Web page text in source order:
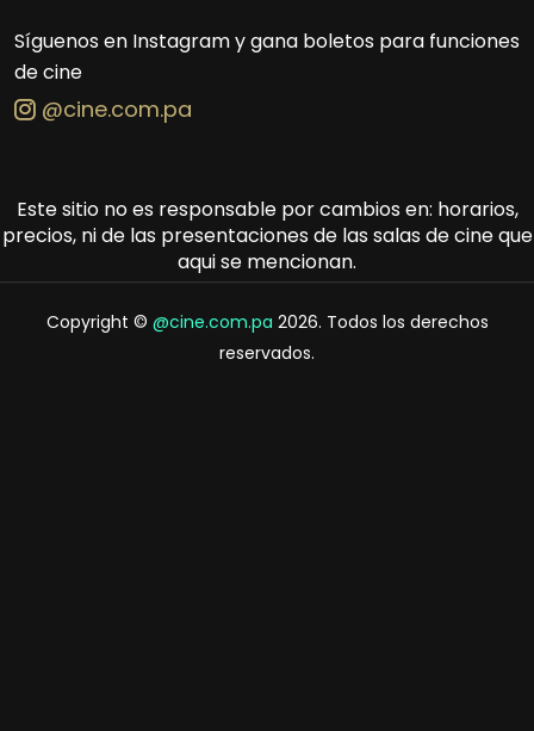
Síguenos en Instagram y gana boletos para funciones
de cine
@cine.com.pa
Este sitio no es responsable por cambios en: horarios,
precios, ni de las presentaciones de las salas de cine que
aqui se mencionan.
Copyright © @cine.com.pa 2026. Todos los derechos
reservados.